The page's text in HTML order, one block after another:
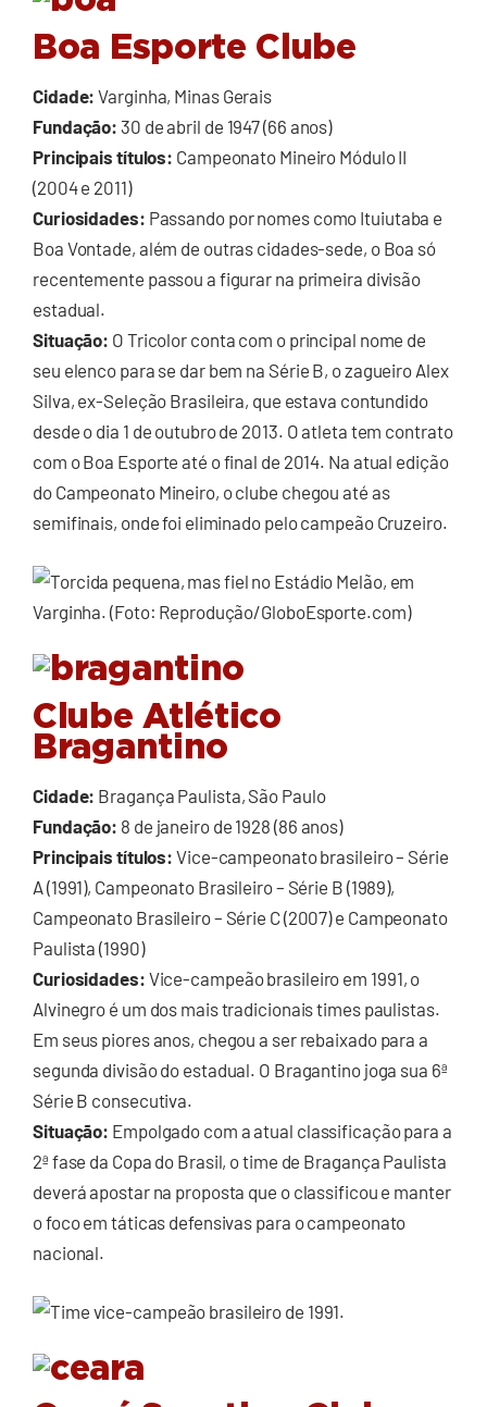
Boa Esporte Clube
Cidade: Varginha, Minas Gerais
Fundação: 30 de abril de 1947 (66 anos)
Principais títulos: Campeonato Mineiro Módulo II
(2004 e 2011)
Curiosidades: Passando por nomes como Ituiutaba e
Boa Vontade, além de outras cidades-sede, o Boa só
recentemente passou a figurar na primeira divisão
estadual.
Situação: O Tricolor conta com o principal nome de
seu elenco para se dar bem na Série B, o zagueiro Alex
Silva, ex-Seleção Brasileira, que estava contundido
desde o dia 1 de outubro de 2013. O atleta tem contrato
com o Boa Esporte até o final de 2014. Na atual edição
do Campeonato Mineiro, o clube chegou até as
semifinais, onde foi eliminado pelo campeão Cruzeiro.
Clube Atlético
Bragantino
Cidade: Bragança Paulista, São Paulo
Fundação: 8 de janeiro de 1928 (86 anos)
Principais títulos: Vice-campeonato brasileiro – Série
A (1991), Campeonato Brasileiro – Série B (1989),
Campeonato Brasileiro – Série C (2007) e Campeonato
Paulista (1990)
Curiosidades: Vice-campeão brasileiro em 1991, o
Alvinegro é um dos mais tradicionais times paulistas.
Em seus piores anos, chegou a ser rebaixado para a
segunda divisão do estadual. O Bragantino joga sua 6ª
Série B consecutiva.
Situação: Empolgado com a atual classificação para a
2ª fase da Copa do Brasil, o time de Bragança Paulista
deverá apostar na proposta que o classificou e manter
o foco em táticas defensivas para o campeonato
nacional.